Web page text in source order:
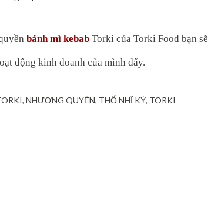
bánh mì kebab Torki của Torki Food bạn sẽ
động kinh doanh của mình đấy.
NHƯỢNG QUYỀN THỔ NHĨ KỲ TORKI